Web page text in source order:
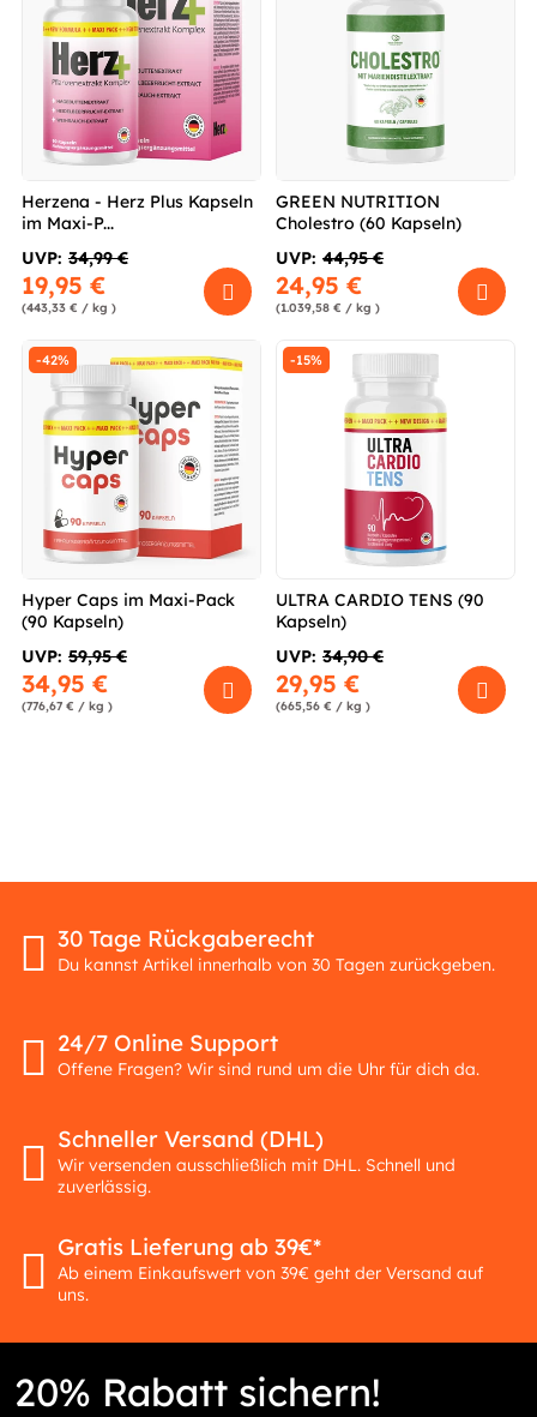
Herzena - Herz Plus Kapseln
im Maxi-P...
UVP: 34,99 €
19,95 €
(443,33 € / kg )
GREEN NUTRITION
Cholestro (60 Kapseln)
UVP: 44,95 €
24,95 €
(1.039,58 € / kg )
-42%
Hyper Caps im Maxi-Pack
(90 Kapseln)
UVP: 59,95 €
34,95 €
(776,67 € / kg )
-15%
ULTRA CARDIO TENS (90
Kapseln)
UVP: 34,90 €
29,95 €
(665,56 € / kg )
30 Tage Rückgaberecht
Du kannst Artikel innerhalb von 30 Tagen zurückgeben.
24/7 Online Support
Offene Fragen? Wir sind rund um die Uhr für dich da.
Schneller Versand (DHL)
Wir versenden ausschließlich mit DHL. Schnell und
zuverlässig.
Gratis Lieferung ab 39€*
Ab einem Einkaufswert von 39€ geht der Versand auf
uns.
20% Rabatt sichern!